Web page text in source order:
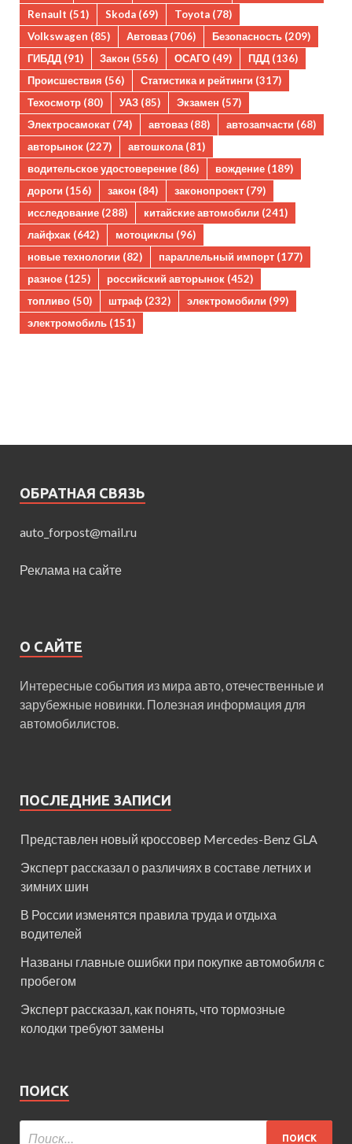
Renault (51) Skoda (69) Toyota (78)
Volkswagen (85) Автоваз (706) Безопасность (209)
ГИБДД (91) Закон (556) ОСАГО (49) ПДД (136)
Происшествия (56) Статистика и рейтинги (317)
Техосмотр (80) УАЗ (85) Экзамен (57)
Электросамокат (74) автоваз (88) автозапчасти (68)
авторынок (227) автошкола(81)
водительское удостоверение (86) вождение (189)
дороги (156) закон (84) законопроект (79)
исследование (288) китайские автомобили (241)
лайфхак (642) мотоциклы (96)
новые технологии (82) параллельный импорт (177)
разное (125) российский авторынок (452)
топливо (50) штраф (232) электромобили (99)
электромобиль (151)
ОБРАТНАЯ СВЯЗЬ
auto_forpost@mail.ru
Реклама на сайте
О САЙТЕ
Интересные события из мира авто, отечественные и
зарубежные новинки. Полезная информация для
автомобилистов.
ПОСЛЕДНИЕ ЗАПИСИ
Представлен новый кроссовер Mercedes-Benz GLA
Эксперт рассказал о различиях в составе летних и
зимних шин
В России изменятся правила труда и отдыха
водителей
Названы главные ошибки при покупке автомобиля с
пробегом
Эксперт рассказал, как понять, что тормозные
колодки требуют замены
ПОИСК